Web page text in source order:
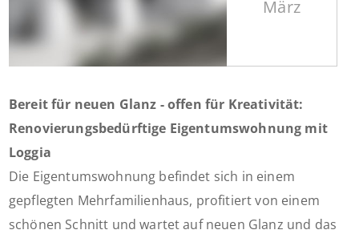
März
Bereit für neuen Glanz - offen für Kreativität:
Renovierungsbedürftige Eigentumswohnung mit
Loggia
Die Eigentumswohnung befindet sich in einem
gepflegten Mehrfamilienhaus, profitiert von einem
schönen Schnitt und wartet auf neuen Glanz und das